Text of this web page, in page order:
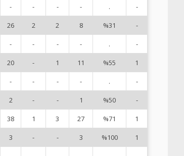
- - - - . -
26 2 2 8 %31 -
- - - - . -
20 - 1 11 %55 1
- - - - . -
2 - - 1 %50 -
38 1 3 27 %71 1
3 - - 3 %100 1